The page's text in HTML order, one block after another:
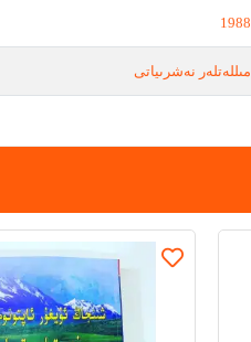
1988
مىللەتلەر نەشرىياتى